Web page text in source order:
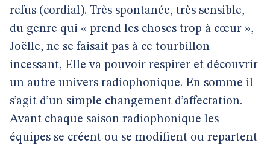
refus (cordial). Très spontanée, très sensible,
du genre qui « prend les choses trop à cœur »,
Joëlle, ne se faisait pas à ce tourbillon
incessant, Elle va pouvoir respirer et découvrir
un autre univers radiophonique. En somme il
s’agit d’un simple changement d’affectation.
Avant chaque saison radiophonique les
équipes se créent ou se modifient ou repartent